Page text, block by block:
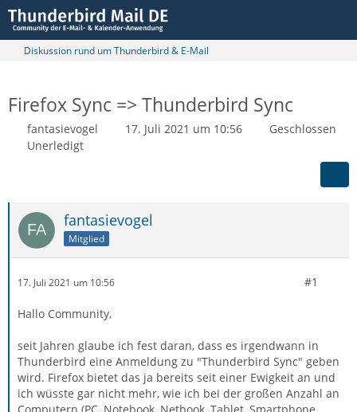
Diskussion rund um Thunderbird & E-Mail
Firefox Sync => Thunderbird Sync
fantasievogel 17. Juli 2021 um 10:56
Geschlossen
Unerledigt
fantasievogel
Mitglied
17. Juli 2021 um 10:56 #1
Hallo Community,
seit Jahren glaube ich fest daran, dass es irgendwann in
Thunderbird eine Anmeldung zu "Thunderbird Sync" geben
wird. Firefox bietet das ja bereits seit einer Ewigkeit an und
ich wüsste gar nicht mehr, wie ich bei der großen Anzahl an